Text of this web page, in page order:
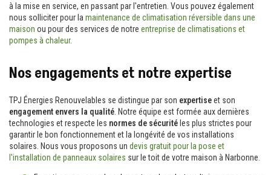
à la mise en service, en passant par l'entretien. Vous pouvez également
nous solliciter pour la maintenance de climatisation réversible dans une
maison ou pour des services de notre entreprise de climatisations et
pompes à chaleur.
Nos engagements et notre expertise
TPJ Énergies Renouvelables se distingue par son expertiseet son
engagement envers la qualité . Notre équipe est formée aux dernières
technologies et respecte les normes de sécurité les plus strictes pour
garantir le bon fonctionnement et la longévité de vos installations
solaires. Nous vous proposons un devis gratuit pour la pose et
l'installation de panneaux solaires sur le toit de votre maison à Narbonne.